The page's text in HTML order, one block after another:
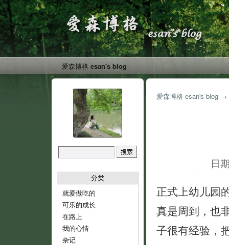
爱森博格 esan's blog
分类
就爱做吃的
可乐的成长
在路上
我的心情
杂记
爱森博格 esan's blog →
日
正式上幼儿园
真是周到，也
子很有经验，